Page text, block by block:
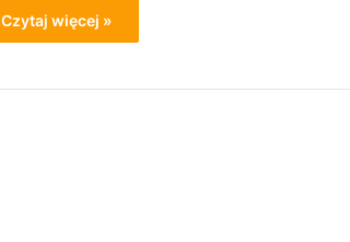
Czytaj więcej »